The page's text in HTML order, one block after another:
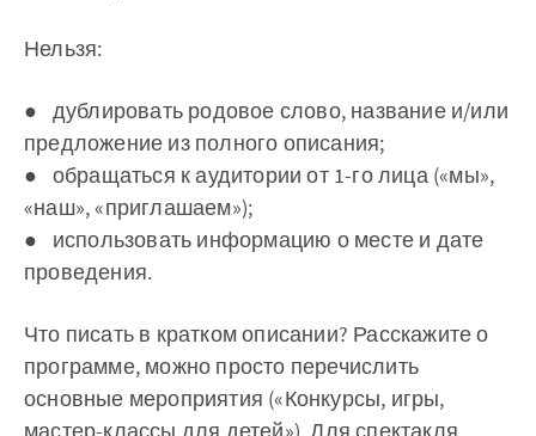
Нельзя:
● дублировать родовое слово, название и/или
предложение из полного описания;
● обращаться к аудитории от 1-го лица («мы»,
«наш», «приглашаем»);
● использовать информацию о месте и дате
проведения.
Что писать в кратком описании? Расскажите о
программе, можно просто перечислить
основные мероприятия («Конкурсы, игры,